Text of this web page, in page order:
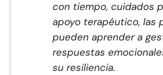
con tiempo, cuidados
apoyo terapéutico, las
pueden aprender a
respuestas
su resiliencia.